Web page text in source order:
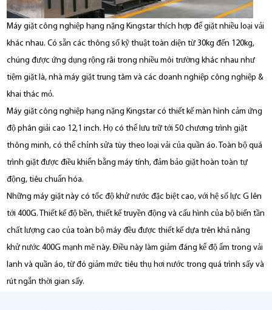
Máy giặt công nghiệp hạng nặng Kingstar thích hợp để giặt nhiều loại vải
khác nhau. Có sẵn các thông số kỹ thuật toàn diện từ 30kg đến 120kg,
chúng được ứng dụng rộng rãi trong nhiều môi trường khác nhau như
tiệm giặt là, nhà máy giặt trung tâm và các doanh nghiệp công nghiệp &
khai thác mỏ.
Máy giặt công nghiệp hạng nặng Kingstar có thiết kế màn hình cảm ứng
độ phân giải cao 12,1 inch. Họ có thể lưu trữ tới 50 chương trình giặt
thông minh, có thể chỉnh sửa tùy theo loại vải của quần áo. Toàn bộ quá
trình giặt được điều khiển bằng máy tính, đảm bảo giặt hoàn toàn tự
động, tiêu chuẩn hóa.
Những máy giặt này có tốc độ khử nước đặc biệt cao, với hệ số lực G lên
tới 400G. Thiết kế độ bền, thiết kế truyền động và cấu hình của bộ biến tần
chất lượng cao của toàn bộ máy đều được thiết kế dựa trên khả năng
khử nước 400G mạnh mẽ này. Điều này làm giảm đáng kể độ ẩm trong vải
lanh và quần áo, từ đó giảm mức tiêu thụ hơi nước trong quá trình sấy và
rút ngắn thời gian sấy.